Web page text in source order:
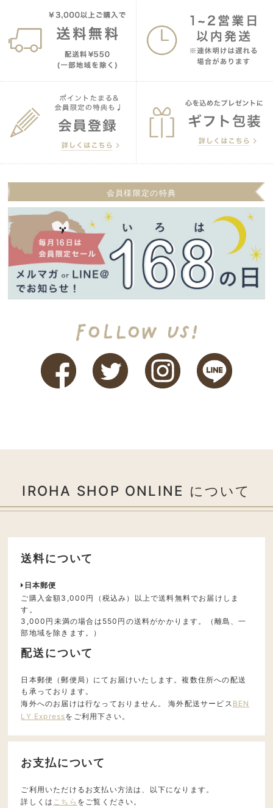
会員様限定の特典
IROHA SHOP ONLINE について
送料について
日本郵便
ご購入金額3,000円（税込み）以上で送料無料でお届けしま
す。
3,000円未満の場合は550円の送料がかかります。（離島、一
部地域を除きます。）
配送について
日本郵便（郵便局）にてお届けいたします。複数住所への配送
も承っております。
海外へのお届けは行なっておりません。 海外配送サービス BEN
LY Expressをご利用下さい。
お支払について
ご利用いただけるお支払い方法は、以下になります。
詳しくは こちら をご覧ください。